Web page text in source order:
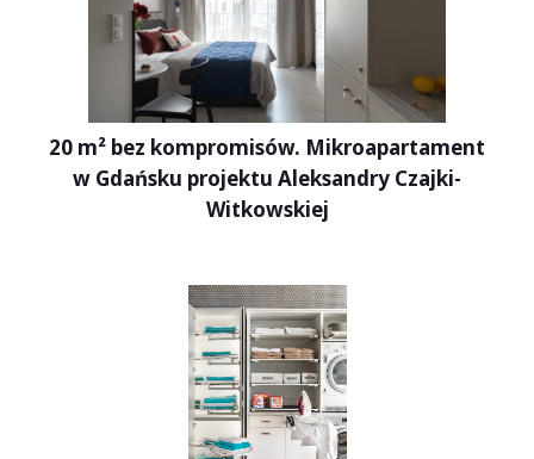
20 m² bez kompromisów. Mikroapartament
w Gdańsku projektu Aleksandry Czajki-
Witkowskiej